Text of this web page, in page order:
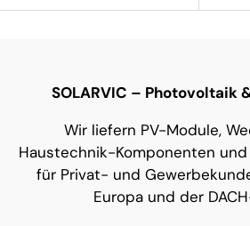
SOLARVIC – Photovoltaik
Wir liefern PV-Module,
Haustechnik-Komponenten
für Privat- und
Europa und der